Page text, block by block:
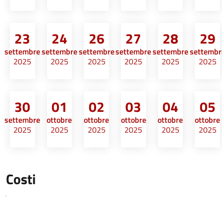
23
settembre
2025
24
settembre
2025
26
settembre
2025
27
settembre
2025
28
settembre
2025
29
2025
30
settembre
2025
01
ottobre
2025
02
ottobre
2025
03
ottobre
2025
04
ottobre
2025
05
ottobre
2025
Costi